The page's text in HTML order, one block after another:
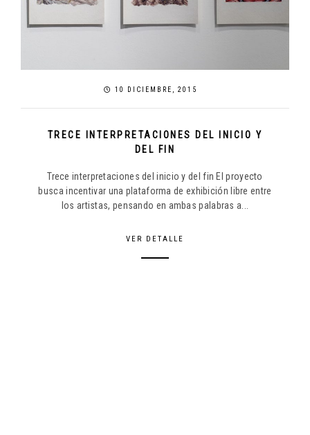
10 DICIEMBRE, 2015
TRECE INTERPRETACIONES DEL INICIO Y
DEL FIN
Trece interpretaciones del inicio y del fin El proyecto
busca incentivar una plataforma de exhibición libre entre
los artistas, pensando en ambas palabras a...
VER DETALLE